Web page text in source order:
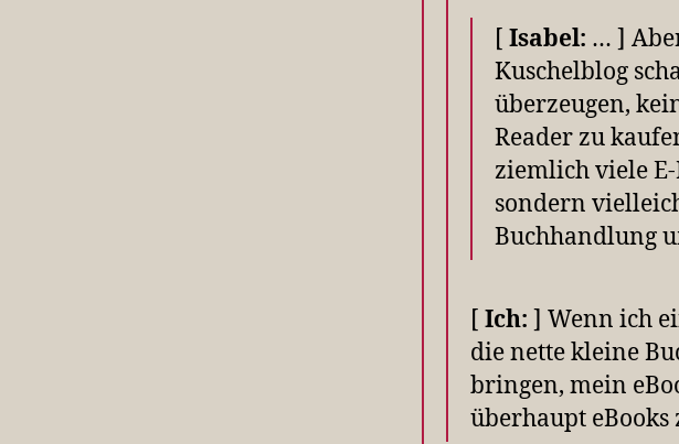
[ Isabel: … ]
Kuschelblog
überzeugen,
Reader zu
ziemlich viele
sondern
Buchhandlung
[ Ich: ] Wenn ich
die nette kleine
bringen, mein
überhaupt eBooks